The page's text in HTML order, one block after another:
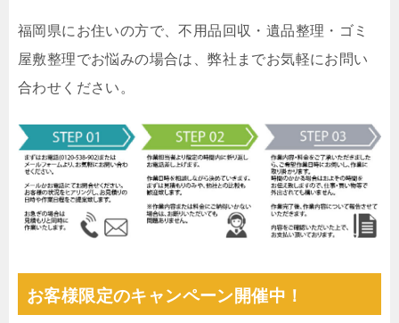
福岡県にお住いの方で、不用品回収・遺品整理・ゴミ
屋敷整理でお悩みの場合は、弊社までお気軽にお問い
合わせください。
お客様限定のキャンペーン開催中！